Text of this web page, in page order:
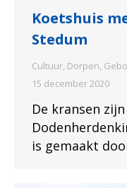
Koetshuis
Stedum
Cultuur, Dorpen,
15 december 2020
De kransen
is gemaakt